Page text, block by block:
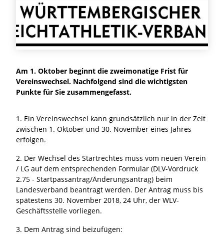
Am 1. Oktober beginnt die zweimonatige Frist für
Vereinswechsel. Nachfolgend sind die wichtigsten
Punkte für Sie zusammengefasst.
1. Ein Vereinswechsel kann grundsätzlich nur in der Zeit
zwischen 1. Oktober und 30. November eines Jahres
erfolgen.
2. Der Wechsel des Startrechtes muss vom neuen Verein
/ LG auf dem entsprechenden Formular (DLV-Vordruck
2.75 - Startpassantrag/Änderungsantrag) beim
Landesverband beantragt werden. Der Antrag muss bis
spätestens 30. November 2018, 24 Uhr, der WLV-
Geschäftsstelle vorliegen.
3. Dem Antrag sind beizufügen: